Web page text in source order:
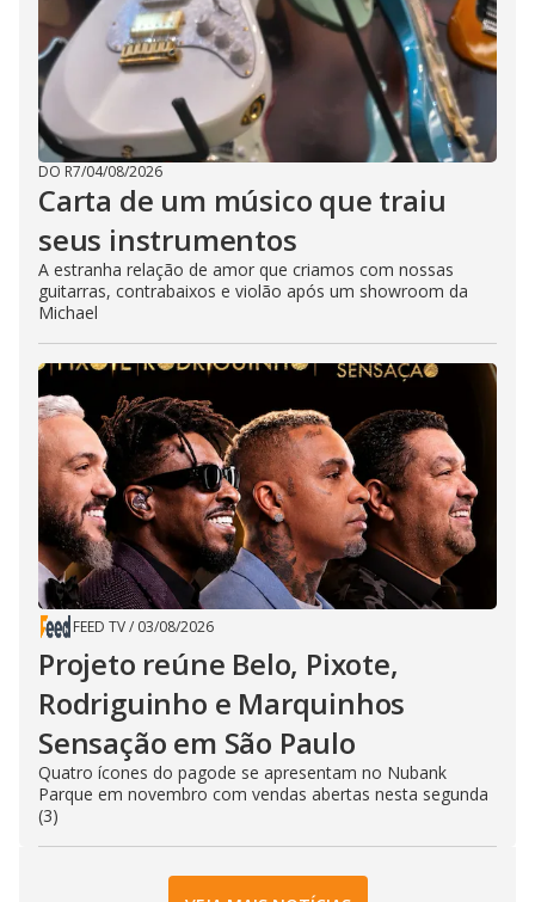
DO R7/04/08/2026
Carta de um músico que traiu
seus instrumentos
A estranha relação de amor que criamos com nossas
guitarras, contrabaixos e violão após um showroom da
Michael
FEED TV/ 03/08/2026
Projeto reúne Belo, Pixote,
Rodriguinho e Marquinhos
Sensação em São Paulo
Quatro ícones do pagode se apresentam no Nubank
Parque em novembro com vendas abertas nesta segunda
(3)